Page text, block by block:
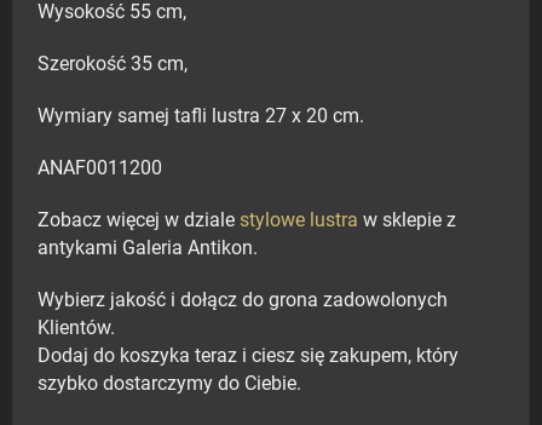
Wysokość 55 cm,
Szerokość 35 cm,
Wymiary samej tafli lustra 27 x 20 cm.
ANAF0011200
Zobacz więcej w dziale stylowe lustra w sklepie z
antykami Galeria Antikon.
Wybierz jakość i dołącz do grona zadowolonych
Klientów.
Dodaj do koszyka teraz i ciesz się zakupem, który
szybko dostarczymy do Ciebie.